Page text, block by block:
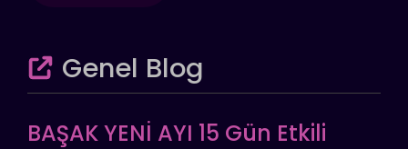
Genel Blog
BAŞAK YENİ AYI 15 Gün Etkili